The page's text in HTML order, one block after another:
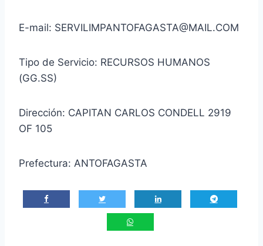
E-mail: SERVILIMPANTOFAGASTA@MAIL.COM
Tipo de Servicio: RECURSOS HUMANOS
(GG.SS)
Dirección: CAPITAN CARLOS CONDELL 2919
OF 105
Prefectura: ANTOFAGASTA